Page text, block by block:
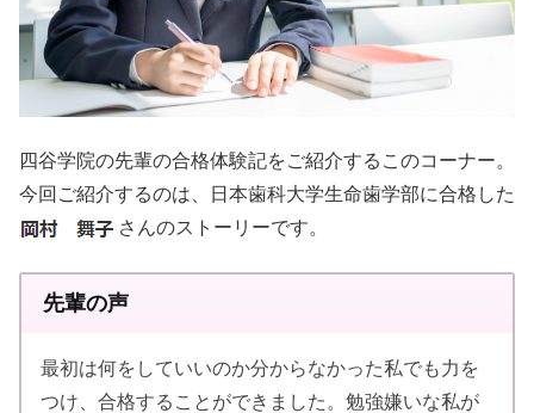
四谷学院の先輩の合格体験記をご紹介するこのコーナー。
今回ご紹介するのは、日本歯科大学生命歯学部に合格した
さんのストーリーです。
先輩の声
最初は何をしていいのか分からなかった私でも力を
つけ、合格することができました。勉強嫌いな私が